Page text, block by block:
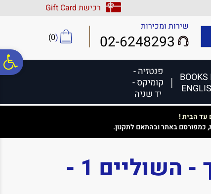
נגישות
אתר
המרכזי
רכישת Gift Card
שירות ומכירות
02-6248293
(
0
)
BOOKS
פנטזיה -
קומיקס -
יד שניה
עד הבית !
כמפורסם באתר ובהתאם לתקנון.
קסם בשולי הדרך - השוליים 1 -